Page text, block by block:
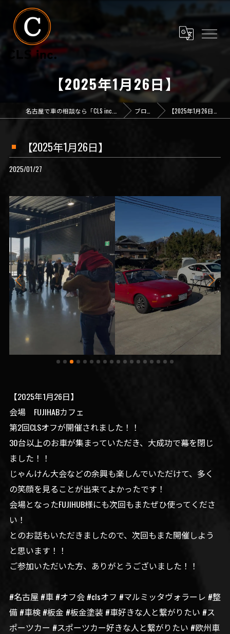
【2025年1月26日】
ブログ 【2025年1月26日】
【2025年1月26日】
2025/01/27
【2025年1月26日】
会場 FUJIHABカフェ
第2回CLSオフが開催されました！！
30台以上のお車が集まっていただき、大成功で幕を閉じ
ました！！
じゃんけん大会などの余興も楽しんでいただけて、多く
の笑顔を見ることが出来てよかったです！
会場となったFUJIHUB様にも次回もまたぜひ使ってくださ
い！
とのお話もいただきましたので、次回もまた開催しよう
と思います！！
ご参加いただいた方、ありがとうございました！！
#名古屋 #車 #オフ会 #clsオフ #マルミッタヴォラーレ #整
備 #車検 #板金 #板金塗装 #車好きな人と繋がりたい #ス
ポーツカー #スポーツカー好きな人と繋がりたい #欧州車